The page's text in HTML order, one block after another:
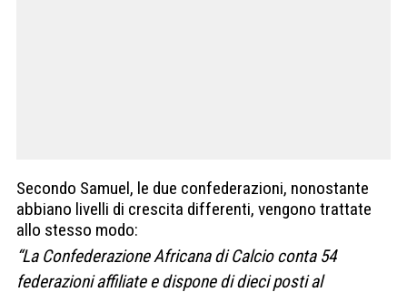
Secondo Samuel, le due confederazioni, nonostante
abbiano livelli di crescita differenti, vengono trattate
allo stesso modo:
“La Confederazione Africana di Calcio conta 54
federazioni affiliate e dispone di dieci posti al